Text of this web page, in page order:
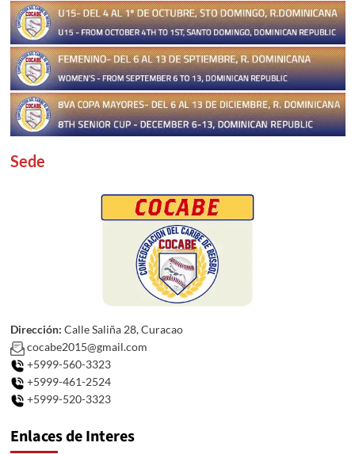
Sede
Dirección: Calle Saliña 28, Curacao
cocabe2015@gmail.com
+5999-560-3323
+5999-461-2524
+5999-520-3323
Enlaces de Interes